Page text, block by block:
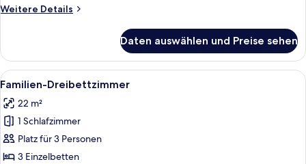
Weitere Details
Weitere
Daten auswählen und Preise sehen
Alle
Fotos
für
Familien-
Dreibettzimmer
anzeigen
Ein Hotelzimmer mit zwei Betten,
2
Familien-Dreibettzimmer
22 m²
1 Schlafzimmer
Platz für 3 Personen
3 Einzelbetten